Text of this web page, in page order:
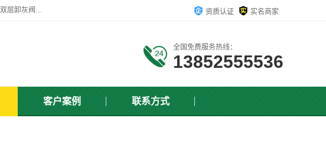
扬州中悦机械有限公司目前主要产品有：全自动液压纠偏器、液压拉紧、电液动三通分料器、电液动犁式卸料器、电液动平板闸门、电动双层卸灰阀、标准件、紧固件、液压泵站、新型电液推杆、皮带全自动液压调正器等，以及除尘通风类百余种产品系列。产品广泛适用于矿山、电力、煤矿、冶金、交通、化工、水利等行业。 资质认证 实名商家
全国免费服务热线：
13852555536
客户案例 联系方式